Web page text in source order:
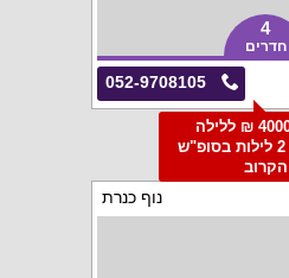
4
חדרים
052-9708105
החל מ4000 ₪ ללילה
למזמינים 2 לילות בסופ"ש
הקרוב
נוף כנרת